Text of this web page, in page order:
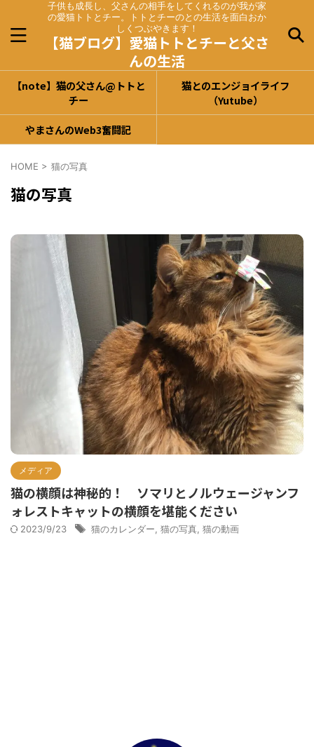
子供も成長し、父さんの相手をしてくれるのが我が家
の愛猫トトとチー。トトとチーのとの生活を面白おか
しくつぶやきます！
【猫ブログ】愛猫トトとチーと父さ
んの生活
【note】猫の父さん@トトと
チー
猫とのエンジョイライフ
（Yutube）
やまさんのWeb3奮闘記
HOME > 猫の写真
猫の写真
メディア
猫の横顔は神秘的！ ソマリとノルウェージャンフ
ォレストキャットの横顔を堪能ください
2023/9/23 猫のカレンダー 猫の写真 猫の動画